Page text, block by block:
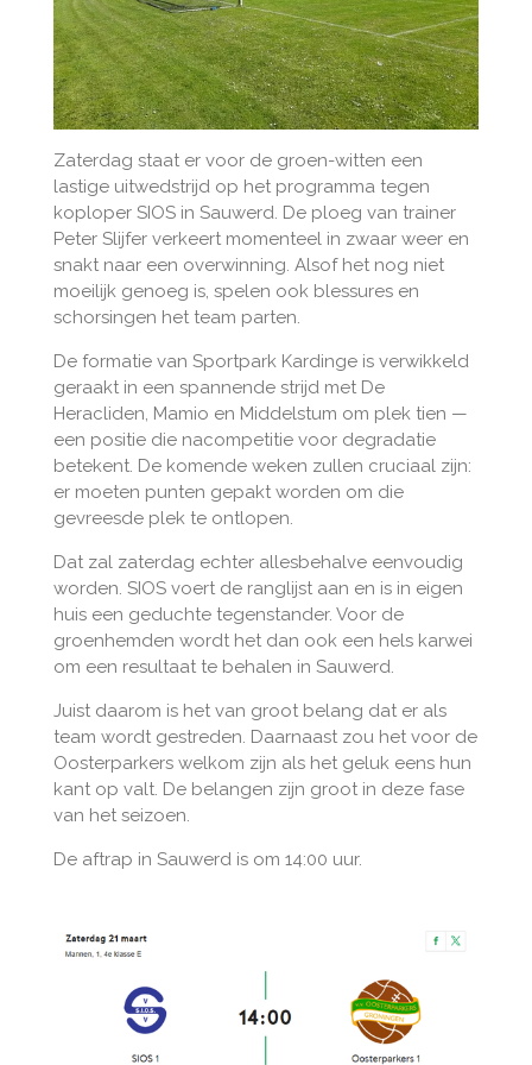
Zaterdag staat er voor de groen-witten een
lastige uitwedstrijd op het programma tegen
koploper SIOS in Sauwerd. De ploeg van trainer
Peter Slijfer verkeert momenteel in zwaar weer en
snakt naar een overwinning. Alsof het nog niet
moeilijk genoeg is, spelen ook blessures en
schorsingen het team parten.
De formatie van Sportpark Kardinge is verwikkeld
geraakt in een spannende strijd met De
Heracliden, Mamio en Middelstum om plek tien —
een positie die nacompetitie voor degradatie
betekent. De komende weken zullen cruciaal zijn:
er moeten punten gepakt worden om die
gevreesde plek te ontlopen.
Dat zal zaterdag echter allesbehalve eenvoudig
worden. SIOS voert de ranglijst aan en is in eigen
huis een geduchte tegenstander. Voor de
groenhemden wordt het dan ook een hels karwei
om een resultaat te behalen in Sauwerd.
Juist daarom is het van groot belang dat er als
team wordt gestreden. Daarnaast zou het voor de
Oosterparkers welkom zijn als het geluk eens hun
kant op valt. De belangen zijn groot in deze fase
van het seizoen.
De aftrap in Sauwerd is om 14:00 uur.